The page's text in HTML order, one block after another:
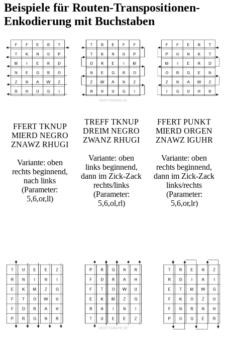
Beispiele für Routen-Transpositionen-
Enkodierung mit Buchstaben
FFERT TKNUP
MIERD NEGRO
ZNAWZ RHUGI
Variante: oben
rechts beginnend,
nach links
(Parameter:
5,6,or,ll)
TREFF TKNUP
DREIM NEGRO
ZWANZ RHUGI
Variante: oben
links beginnend,
dann im Zick-Zack
rechts/links
(Parameter:
5,6,ol,rl)
FFERT PUNKT
MIERD ORGEN
ZNAWZ IGUHR
Variante: oben
rechts beginnend,
dann im Zick-Zack
links/rechts
(Parameter:
5,6,or,lr)